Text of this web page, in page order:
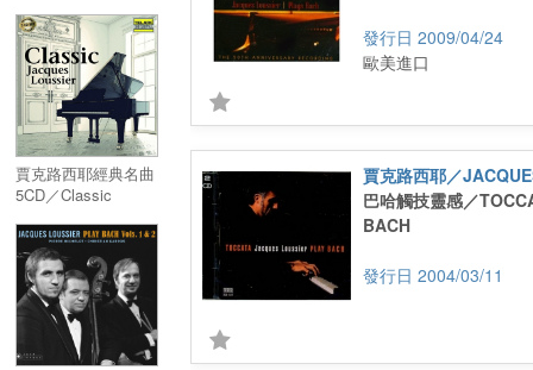
賈克路西耶經典名曲
5CD／Classic
(5CD)
2009/04/24
歐美進口
賈克路西耶／
巴哈觸技靈感／
BACH
2004/03/11